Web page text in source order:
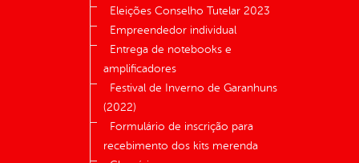
Eleições Conselho Tutelar 2023
Empreendedor individual
Entrega de notebooks e
amplificadores
Festival de Inverno de Garanhuns
(2022)
Formulário de inscrição para
recebimento dos kits merenda